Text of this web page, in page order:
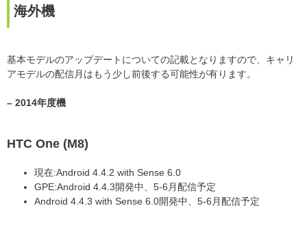
海外機
基本モデルのアップデートについての記載となりますので、キャリ
アモデルの配信月はもう少し前後する可能性が有ります。
– 2014年度機
HTC One (M8)
現在:Android 4.4.2 with Sense 6.0
GPE:Android 4.4.3開発中、5-6月配信予定
Android 4.4.3 with Sense 6.0開発中、5-6月配信予定